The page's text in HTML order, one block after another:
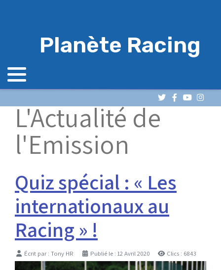
Planète Racing
L'Actualité de
l'Emission
Quiz spécial : « Les
internationaux au
Racing » !
DétailsÉcrit par : Tony HR Publié le : 12 Avril 2020 Clics : 6843